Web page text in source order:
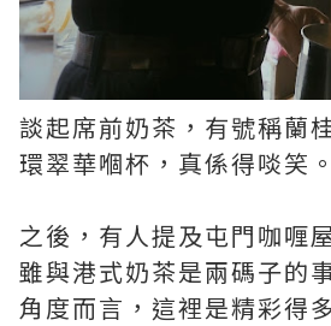
談起席前奶茶，有號稱蘭
環翠華嗰杯，真係得啖笑。
之後，有人提及屯門咖喱
雖與港式奶茶是兩碼子的
角度而言，這裡是精彩得